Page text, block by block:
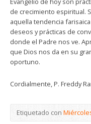
de crecimiento espiritual.
aquella tendencia
deseos y prácticas de
donde el Padre nos ve.
que Dios nos da en su
oportuno.
Cordialmente, P. Freddy
Etiquetado con